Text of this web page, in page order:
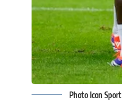
Photo Icon Sport